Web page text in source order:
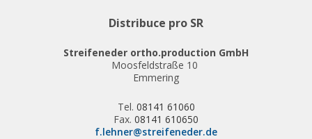
Distribuce pro SR
Streifeneder ortho.production GmbH
Moosfeldstraße 10
Emmering
Tel. 08141 61060
Fax. 08141 610650
f.lehner@streifeneder.de